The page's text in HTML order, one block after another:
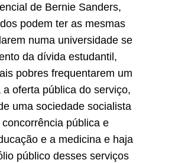
de Bernie Sanders,
podem ter as mesmas
numa universidade se
da dívida estudantil,
pobres frequentarem um
oferta pública do serviço,
uma sociedade socialista
pública e
e a medicina e haja
público desses serviços